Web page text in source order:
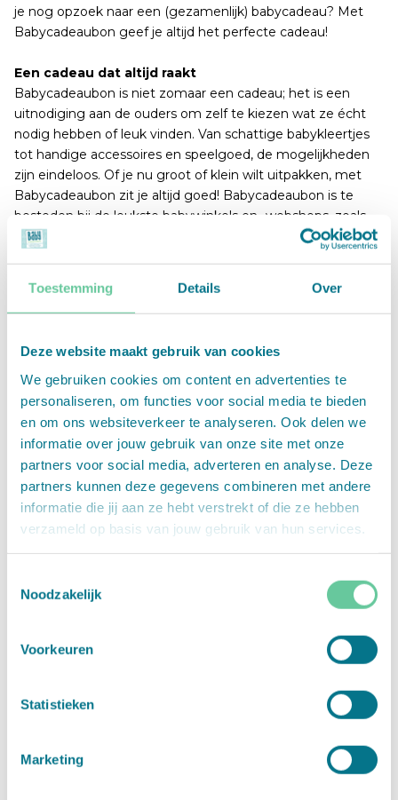
Toestemming Details Over
Deze website maakt gebruik van cookies
We gebruiken cookies om content en advertenties te
personaliseren, om functies voor social media te bieden
en om ons websiteverkeer te analyseren. Ook delen we
informatie over jouw gebruik van onze site met onze
partners voor social media, adverteren en analyse. Deze
partners kunnen deze gegevens combineren met andere
informatie die jij aan ze hebt verstrekt of die ze hebben
verzameld op basis van jouw gebruik van hun services.
Noodzakelijk
Voorkeuren
Statistieken
Marketing
je nog opzoek naar een (gezamenlijk) babycadeau? Met
Babycadeaubon geef je altijd het perfecte cadeau!
Een cadeau dat altijd raakt
Babycadeaubon is niet zomaar een cadeau; het is een
uitnodiging aan de ouders om zelf te kiezen wat ze écht
nodig hebben of leuk vinden. Van schattige babykleertjes
tot handige accessoires en speelgoed, de mogelijkheden
zijn eindeloos. Of je nu groot of klein wilt uitpakken, met
Babycadeaubon zit je altijd goed! Babycadeaubon is te
besteden bij de leukste babywinkels en -webshops, zoals
Babypark, Little Dutch, Koeka, Kleertjes.com, Baby Plus en
Perfect voor de babyshower
Met Babycadeaubon kun je alle kanten op. Voeg een
een stijlvol cadeauzakje of kies voor een extra Koeka
cadeau, zoals een omslagdoek, badjas of knuffel. Je kunt
zelfs een lieve boodschap toevoegen of een wens voor de
baby. Zo geef je niet alleen een cadeau, maar ook een
herinnering die gekoesterd wordt.
Voordelen van Babycadeaubon
1. De aankomende ouders kunnen zelf kiezen wat ze nodig
hebben voor de baby
4. Verkrijgbaar in elke waarde tussen €5 en €150
onze
webshopof koop ‘m bij een van onze verkooppunten, zoals